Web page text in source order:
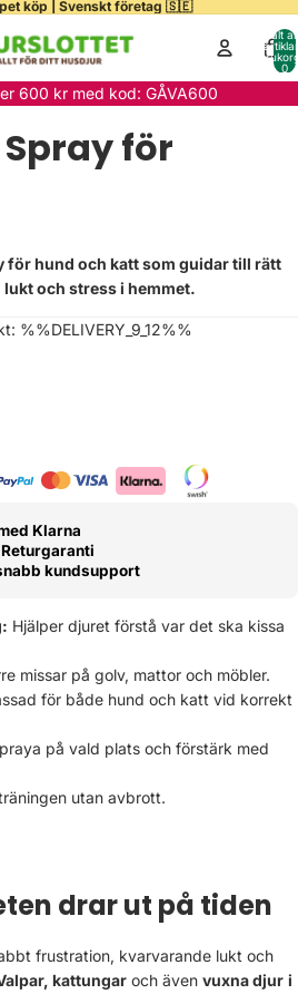
köp | Svenskt företag 🇸🇪
Totalt
0
600 kr med kod: GÅVA600
för
för hund och katt som guidar till rätt
och stress i hemmet.
%%DELIVERY_9_12%%
Klarna
kundsupport
Hjälper djuret förstå var det ska kissa
missar på golv, mattor och möbler.
för både hund och katt vid korrekt
på vald plats och förstärk med
utan avbrott.
drar ut på tiden
frustration, kvarvarande lukt och
kattungar och även vuxna djur i